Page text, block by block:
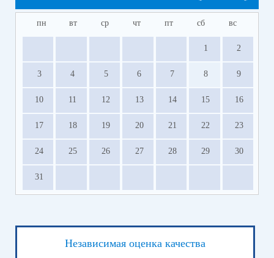
пн вт ср чт пт сб вс
1 2
3 4 5 6 7 8 9
10 11 12 13 14 15 16
17 18 19 20 21 22 23
24 25 26 27 28 29 30
31
Независимая оценка качества